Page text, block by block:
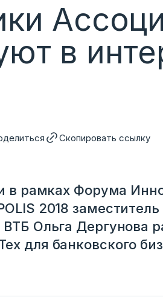
в
Скопировать ссылку
в рамках Форума
2018
Ольга Дергунова
для банковского